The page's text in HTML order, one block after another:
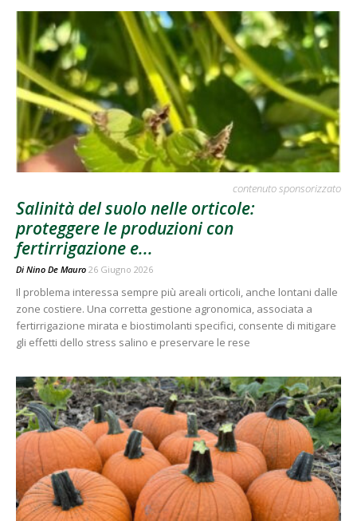
contenuto sponsorizzato
Salinità del suolo nelle orticole:
proteggere le produzioni con
fertirrigazione e...
Di Nino De Mauro 26 Giugno 2026
Il problema interessa sempre più areali orticoli, anche lontani dalle
zone costiere. Una corretta gestione agronomica, associata a
fertirrigazione mirata e biostimolanti specifici, consente di mitigare
gli effetti dello stress salino e preservare le rese